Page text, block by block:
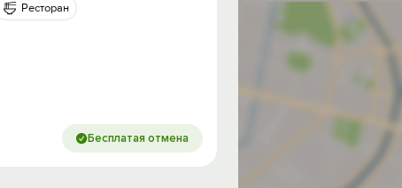
Ресторан
Бесплатая отмена